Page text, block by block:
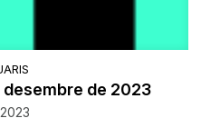
desembre de 2023